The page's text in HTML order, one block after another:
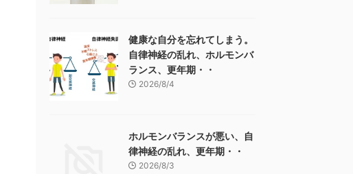
健康な自分を忘れてしまう。
自律神経の乱れ、ホルモンバ
ランス、更年期・・
2026/8/4
ホルモンバランスが悪い、自
律神経の乱れ、更年期・・
2026/8/3